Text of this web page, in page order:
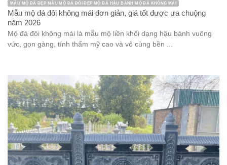
MẪU MỘ ĐÁ ĐẸP MẪU MỘ ĐÁ ĐÔI ĐẸP MỘ ĐÁ HẬU BÀNH MỘ ĐÁ KHÔNG MÁI
Mẫu mộ đá đôi không mái đơn giản, giá tốt được ưa chuộng
năm 2026
Mộ đá đôi không mái là mẫu mộ liền khối dạng hậu bành vuông
vức, gọn gàng, tính thẩm mỹ cao và vô cùng bền ...